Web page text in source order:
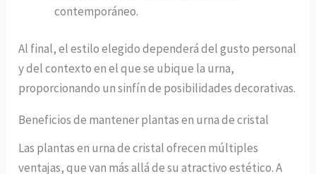
contemporáneo.
Al final, el estilo elegido dependerá del gusto personal
y del contexto en el que se ubique la urna,
proporcionando un sinfín de posibilidades decorativas.
Beneficios de mantener plantas en urna de cristal
Las plantas en urna de cristal ofrecen múltiples
ventajas, que van más allá de su atractivo estético. A